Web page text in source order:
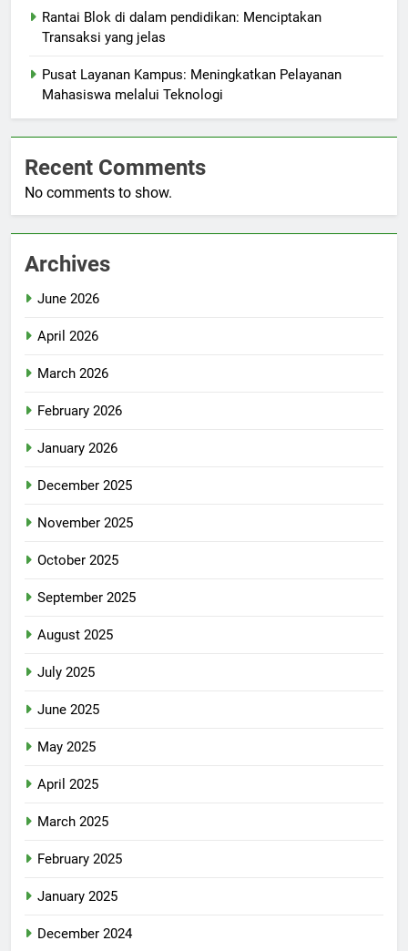
Rantai Blok di dalam pendidikan: Menciptakan
Transaksi yang jelas
Pusat Layanan Kampus: Meningkatkan Pelayanan
Mahasiswa melalui Teknologi
Recent Comments
No comments to show.
Archives
June 2026
April 2026
March 2026
February 2026
January 2026
December 2025
November 2025
October 2025
September 2025
August 2025
July 2025
June 2025
May 2025
April 2025
March 2025
February 2025
January 2025
December 2024